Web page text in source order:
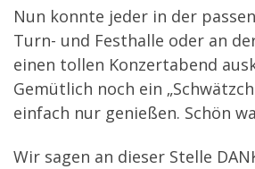
Nun konnte jeder in der
Turn- und Festhalle oder an
einen tollen Konzertabend
Gemütlich noch ein
einfach nur genießen. Schön
Wir sagen an dieser Stelle